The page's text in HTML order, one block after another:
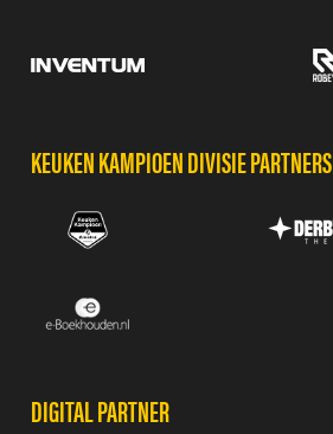
KEUKEN KAMPIOEN DIVISIE PARTNERS
DIGITAL PARTNER